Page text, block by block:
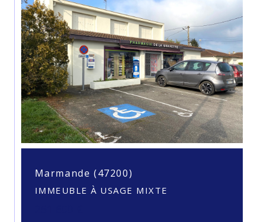
Marmande (47200)
IMMEUBLE À USAGE MIXTE